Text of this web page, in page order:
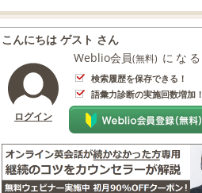
こんにちは ゲスト さん
ログイン
Weblio会員(無料) になる
検索履歴を保存できる！
語彙力診断の実施回数増加！